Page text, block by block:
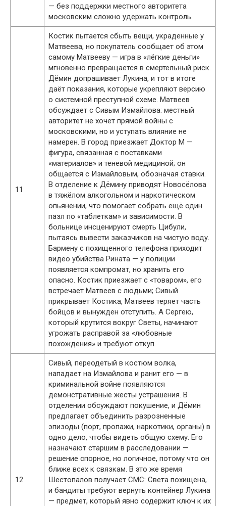
— без поддержки местного авторитета
московским сложно удержать контроль.
11
Костик пытается сбыть вещи, украденные у
Матвеева, но покупатель сообщает об этом
самому Матвееву — игра в «лёгкие деньги»
мгновенно превращается в смертельный риск.
Дёмин допрашивает Лукина, и тот в итоге
даёт показания, которые укрепляют версию
о системной преступной схеме. Матвеев
обсуждает с Сивым Измайлова: местный
авторитет не хочет прямой войны с
московскими, но и уступать влияние не
намерен. В город приезжает Доктор М —
фигура, связанная с поставками
«материалов» и теневой медициной; он
общается с Измайловым, обозначая ставки.
В отделение к Дёмину приводят Новосёлова
в тяжёлом алкогольном и наркотическом
опьянении, что помогает собрать ещё один
пазл по «таблеткам» и зависимости. В
больнице инсценируют смерть Цибули,
пытаясь вывести заказчиков на чистую воду.
Бармену с похищенного телефона приходит
видео убийства Рината — у полиции
появляется компромат, но хранить его
опасно. Костик приезжает с «товаром», его
встречает Матвеев с людьми; Сивый
прикрывает Костика, Матвеев теряет часть
бойцов и вынужден отступить. А Сергею,
который крутится вокруг Светы, начинают
угрожать расправой за «любовные
похождения» и требуют откуп.
12
Сивый, переодетый в костюм волка,
нападает на Измайлова и ранит его — в
криминальной войне появляются
демонстративные жесты устрашения. В
отделении обсуждают покушение, и Дёмин
предлагает объединить разрозненные
эпизоды (порт, пропажи, наркотики, органы) в
одно дело, чтобы видеть общую схему. Его
назначают старшим в расследовании —
решение спорное, но логичное, потому что он
ближе всех к связкам. В это же время
Шестопалов получает СМС: Света похищена,
и бандиты требуют вернуть контейнер Лукина
— предмет, который явно содержит ключ к их